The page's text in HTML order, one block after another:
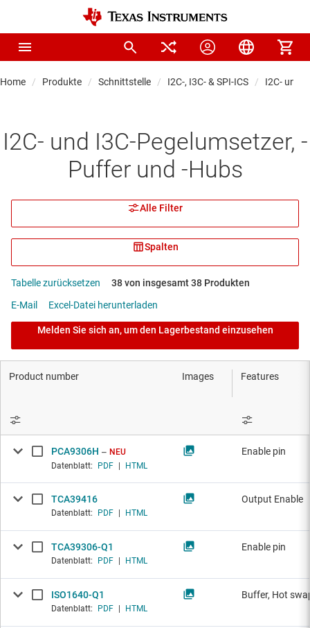
Home Produkte Schnittstelle I2C-, I3C- & SPI-ICS I2C- und
I2C- und I3C-Pegelumsetzer, -
Puffer und -Hubs
Alle Filter
Spalten
Tabelle zurücksetzen
38 von insgesamt 38 Produkten
E-Mail
Excel-Datei herunterladen
Melden Sie sich an, um den Lagerbestand einzusehen
Features
Product number Images
PCA9306H
NEU
Datenblatt:
PDF HTML
Enable pin
TCA39416
Datenblatt: PDF HTML
Output Enable
TCA39306-Q1
Datenblatt: PDF HTML
Enable pin
ISO1640-Q1
Datenblatt: PDF HTML
Buffer, Hot